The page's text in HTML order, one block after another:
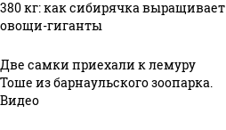
380 кг: как сибирячка выращивает
овощи-гиганты
Две самки приехали к лемуру
Тоше из барнаульского зоопарка.
Видео